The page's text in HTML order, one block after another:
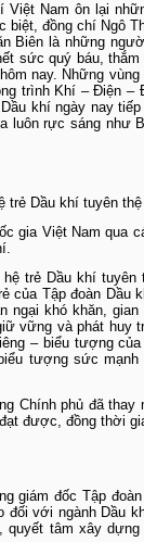
Nam ôn lại
đồng chí Ngô
Biên là những
sức quý báu,
nay. Những
trình Khí – Điện
khí ngày nay
luôn rực sáng như
trẻ Dầu khí tuyên
gia Việt Nam
trẻ Dầu khí tuyên
Tập đoàn Dầu
khó khăn,
vững và phát huy
– biểu tượng
tượng sức
Chính phủ đã
được, đồng thời
giám đốc Tập
với ngành Dầu
tâm xây